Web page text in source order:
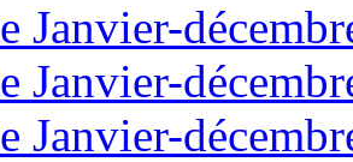
Janvier-
Janvier-
Janvier-